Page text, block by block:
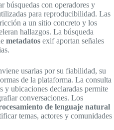
búsquedas con operadores y
para reproducibilidad. Las
a un sitio concreto y los
hallazgos. La búsqueda
metadatos exif aportan señales
usarlas por su fiabilidad, su
de la plataforma. La consulta
y ubicaciones declaradas permite
conversaciones. Los
de lenguaje natural
temas, actores y comunidades